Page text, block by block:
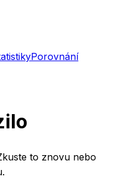
Porovnání
to znovu nebo